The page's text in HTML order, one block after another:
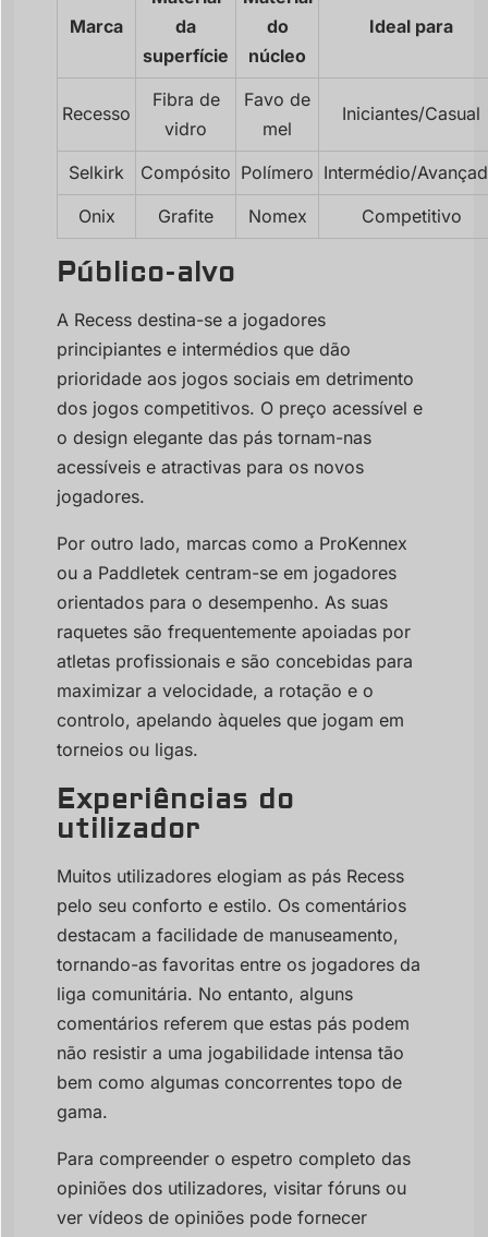
Marca
da
superfície
do
núcleo
Ideal para
Recesso
Fibra de
vidro
Favo de
mel
Iniciantes/Casual
Selkirk Compósito Polímero Intermédio/
Onix
Grafite Nomex Competitivo
Público-alvo
A Recess destina-se a jogadores
principiantes e intermédios que dão
prioridade aos jogos sociais em detrimento
dos jogos competitivos. O preço acessível e
o design elegante das pás tornam-nas
acessíveis e atractivas para os novos
jogadores.
Por outro lado, marcas como a ProKennex
ou a Paddletek centram-se em jogadores
orientados para o desempenho. As suas
raquetes são frequentemente apoiadas por
atletas profissionais e são concebidas para
maximizar a velocidade, a rotação e o
controlo, apelando àqueles que jogam em
torneios ou ligas.
Experiências do
utilizador
Muitos utilizadores elogiam as pás Recess
pelo seu conforto e estilo. Os comentários
destacam a facilidade de manuseamento,
tornando-as favoritas entre os jogadores da
liga comunitária. No entanto, alguns
comentários referem que estas pás podem
não resistir a uma jogabilidade intensa tão
bem como algumas concorrentes topo de
gama.
Para compreender o espetro completo das
opiniões dos utilizadores, visitar fóruns ou
ver vídeos de opiniões pode fornecer